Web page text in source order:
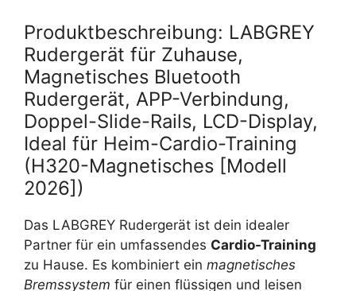
Produktbeschreibung: LABGREY
Rudergerät für Zuhause,
Magnetisches Bluetooth
Rudergerät, APP-Verbindung,
Doppel-Slide-Rails, LCD-Display,
Ideal für Heim-Cardio-Training
(H320-Magnetisches [Modell
2026])
Das LABGREY Rudergerät ist dein idealer
Partner für ein umfassendes Cardio-Training
zu Hause. Es kombiniert ein magnetisches
Bremssystem für einen flüssigen und leisen